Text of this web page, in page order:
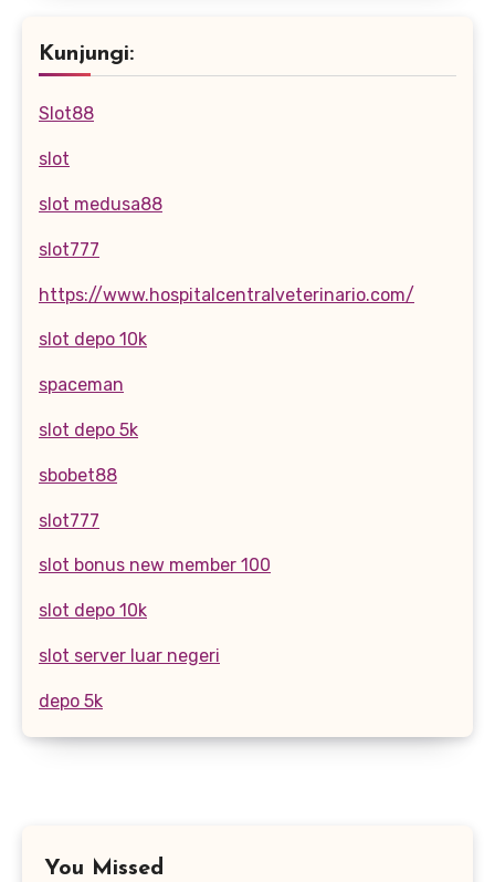
Kunjungi:
Slot88
slot
slot medusa88
slot777
https://www.hospitalcentralveterinario.com/
slot depo 10k
spaceman
slot depo 5k
sbobet88
slot777
slot bonus new member 100
slot depo 10k
slot server luar negeri
depo 5k
You Missed